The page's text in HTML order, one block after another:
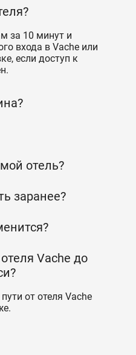
за 10 минут и
входа в Vache или
если доступ к
отель?
заранее?
Vache до
от отеля Vache